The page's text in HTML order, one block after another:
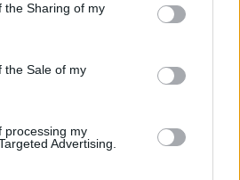
parties.
app uses one or more Google
and store information including but
usage behaviour. You may click to
Google and its third-party tags to
the Sharing of my
the Sale of my
processing my
Advertising.